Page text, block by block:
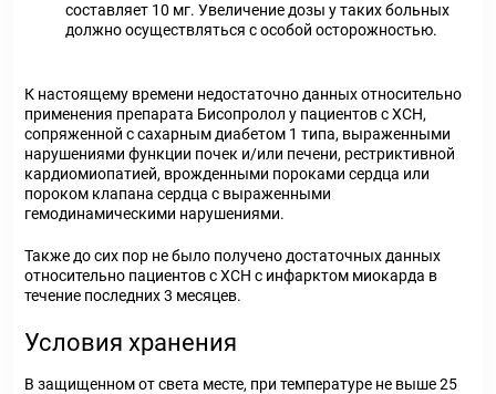
составляет 10 мг. Увеличение дозы у таких больных
должно осуществляться с особой осторожностью.
К настоящему времени недостаточно данных относительно
применения препарата Бисопролол у пациентов с ХСН,
сопряженной с сахарным диабетом 1 типа, выраженными
нарушениями функции почек и/или печени, рестриктивной
кардиомиопатией, врожденными пороками сердца или
пороком клапана сердца с выраженными
гемодинамическими нарушениями.
Также до сих пор не было получено достаточных данных
относительно пациентов с ХСН с инфарктом миокарда в
течение последних 3 месяцев.
Условия хранения
В защищенном от света месте, при температуре не выше 25